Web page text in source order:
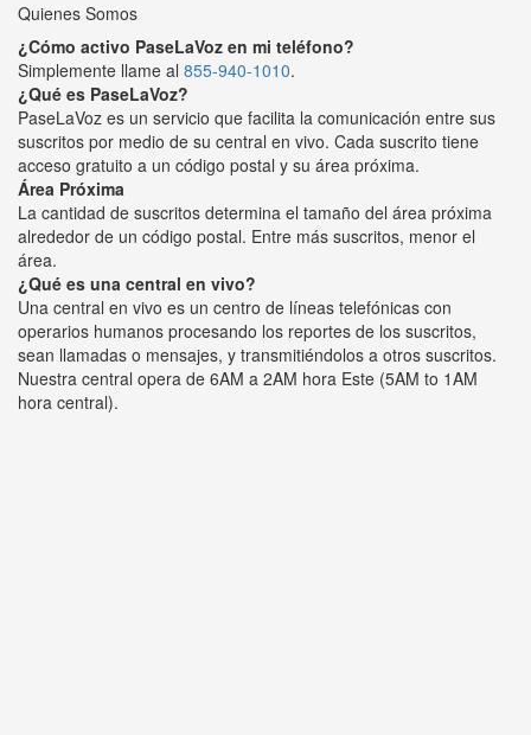
Quienes Somos
¿Cómo activo PaseLaVoz en mi teléfono?
Simplemente llame al 855-940-1010.
¿Qué es PaseLaVoz?
PaseLaVoz es un servicio que facilita la comunicación entre sus
suscritos por medio de su central en vivo. Cada suscrito tiene
acceso gratuito a un código postal y su área próxima.
Área Próxima
La cantidad de suscritos determina el tamaño del área próxima
alrededor de un código postal. Entre más suscritos, menor el
área.
¿Qué es una central en vivo?
Una central en vivo es un centro de líneas telefónicas con
operarios humanos procesando los reportes de los suscritos,
sean llamadas o mensajes, y transmitiéndolos a otros suscritos.
Nuestra central opera de 6AM a 2AM hora Este (5AM to 1AM
hora central).